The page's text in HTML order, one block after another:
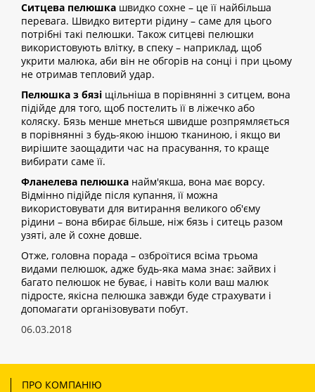
Ситцева пелюшка швидко сохне – це її найбільша
перевага. Швидко витерти рідину – саме для цього
потрібні такі пелюшки. Також ситцеві пелюшки
використовують влітку, в спеку – наприклад, щоб
укрити малюка, аби він не обгорів на сонці і при цьому
не отримав тепловий удар.
Пелюшка з бязі щільніша в порівнянні з ситцем, вона
підійде для того, щоб постелить її в ліжечко або
коляску. Бязь менше мнеться швидше розпрямляється
в порівнянні з будь-якою іншою тканиною, і якщо ви
вирішите заощадити час на прасування, то краще
вибирати саме її.
Фланелева пелюшка найм'якша, вона має ворсу.
Відмінно підійде після купання, її можна
використовувати для витирання великого об'єму
рідини – вона вбирає більше, ніж бязь і ситець разом
узяті, але й сохне довше.
Отже, головна порада – озброїтися всіма трьома
видами пелюшок, адже будь-яка мама знає: зайвих і
багато пелюшок не буває, і навіть коли ваш малюк
підросте, якісна пелюшка завжди буде страхувати і
допомагати організовувати побут.
06.03.2018
ПРО КОМПАНІЮ